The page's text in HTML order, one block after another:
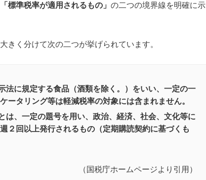
「標準税率が適用されるもの」 の二つの境界線を明確に示
きく分けて次の二つが挙げられています。
法に規定する食品（酒類を除く。）をいい、一定の一
ータリング等は軽減税率の対象には含まれません。
は、一定の題号を用い、政治、経済、社会、文化等に
２回以上発行されるもの（定期購読契約に基づくも
（国税庁ホームページより引用）